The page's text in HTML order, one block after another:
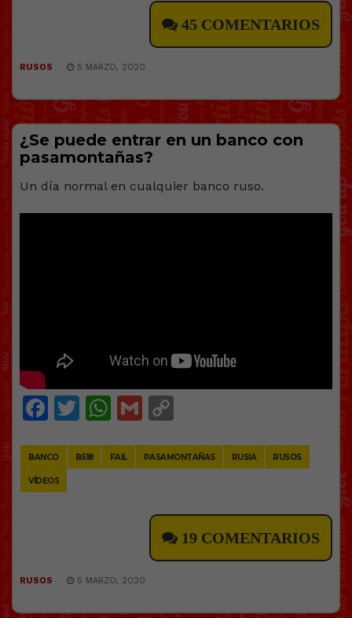
45 COMENTARIOS
RUSOS 5 MARZO, 2020
¿Se puede entrar en un banco con
pasamontañas?
Un día normal en cualquier banco ruso.
Facebook
Twitter
WhatsApp
Gmail
BANCO BS18 FAIL PASAMONTAÑAS RUSIA RUSOS
VÍDEOS
19 COMENTARIOS
RUSOS 5 MARZO, 2020